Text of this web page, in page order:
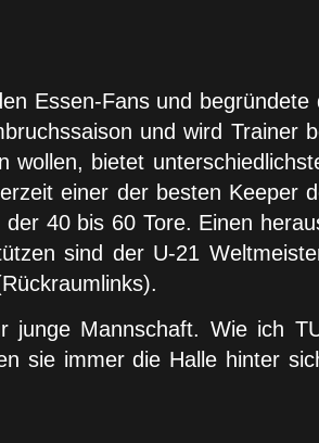
Essen-Fans und
und wird Trainer
bietet
einer der besten Keeper
40 bis 60 Tore. Einen
sind der U-21
junge Mannschaft. Wie ich
sie immer die Halle hinter